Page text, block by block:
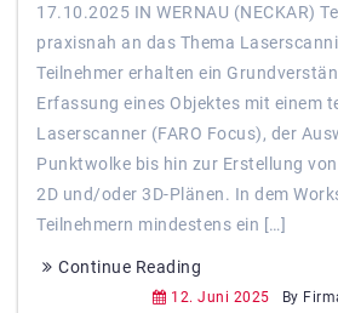
17.10.2025 IN WERNAU (NECKAR)
praxisnah an das Thema
Teilnehmer erhalten ein
Erfassung eines Objektes mit einem
Laserscanner (FARO Focus), der
Punktwolke bis hin zur Erstellung
2D und/oder 3D-Plänen. In dem
Teilnehmern mindestens ein […]
Continue Reading
12. Juni 2025 By